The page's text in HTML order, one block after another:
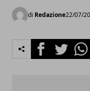
di Redazione22/07/
FacebookTwitter